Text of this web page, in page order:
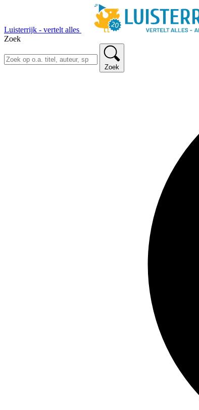
Luisterrijk - vertelt alles
Zoek
Zoek